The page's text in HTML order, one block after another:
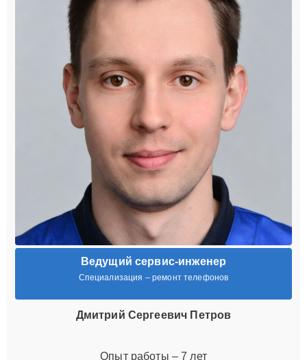
Ведущий сервис-инженер
Специализация – ремонт телефонов
Дмитрий Сергеевич Петров
Опыт работы – 7 лет